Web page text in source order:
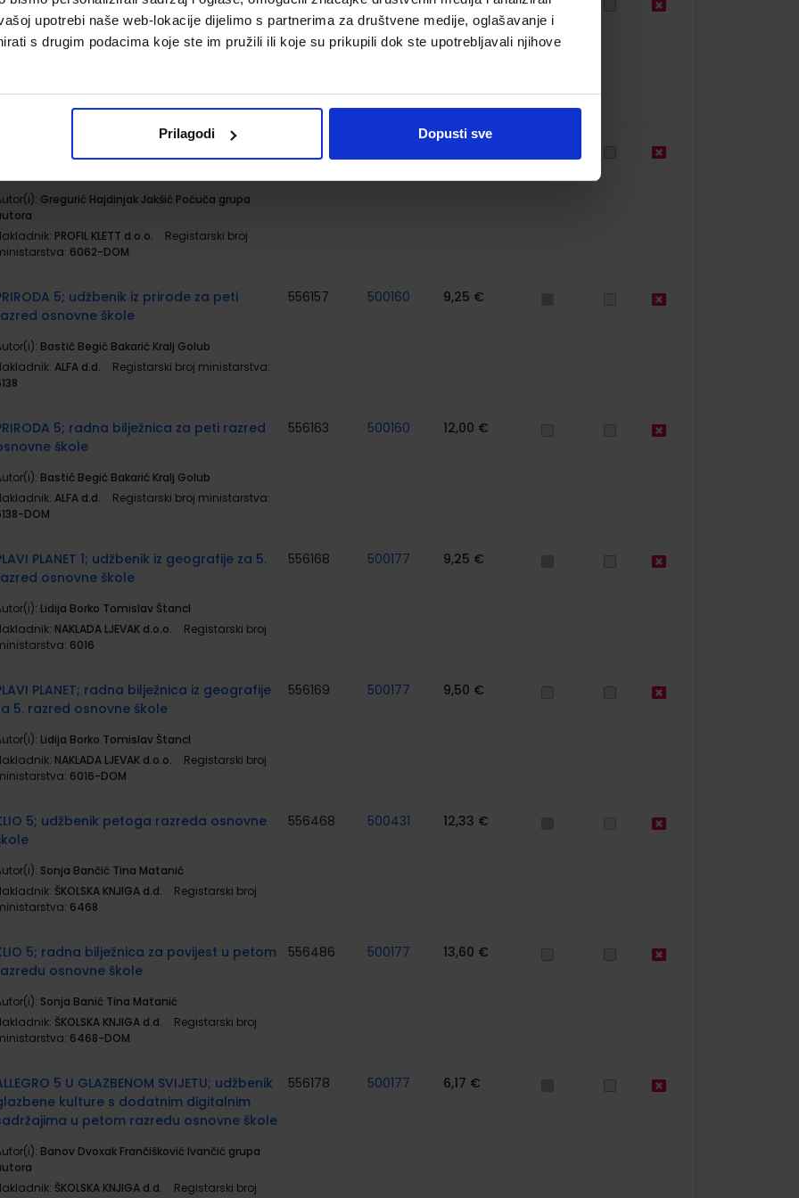
upotrebi naše web-lokacije dijelimo s partnerima za društvene medije, oglašavanje i
s drugim podacima koje ste im pružili ili koje su prikupili dok ste upotrebljavali njihove
Prilagodi Dopusti sve
škole
Gregurić Hajdinjak Jakšić Počuča grupa
6062
Gregurić Hajdinjak Jakšić Počuča grupa
PROFIL KLETT d.o.o.
Registarski broj
6062-DOM
5; udžbenik iz prirode za peti
osnovne škole
Bastić Begić Bakarić Kralj Golub
ALFA d.d.
Registarski broj ministarstva:
556157 500160 9,25 €
5; radna bilježnica za peti razred
škole
Bastić Begić Bakarić Kralj Golub
ALFA d.d.
Registarski broj ministarstva:
DOM
556163 500160 12,00 €
PLANET 1; udžbenik iz geografije za 5.
osnovne škole
Lidija Borko Tomislav Štancl
NAKLADA LJEVAK d.o.o.
Registarski broj
6016
556168 500177 9,25 €
PLANET; radna bilježnica iz geografije
5. razred osnovne škole
Lidija Borko Tomislav Štancl
NAKLADA LJEVAK d.o.o.
Registarski broj
6016-DOM
556169 500177 9,50 €
5; udžbenik petoga razreda osnovne
Sonja Bančić Tina Matanić
ŠKOLSKA KNJIGA d.d.
Registarski broj
6468
556468 500431 12,33 €
5; radna bilježnica za povijest u petom
osnovne škole
Sonja Banić Tina Matanić
ŠKOLSKA KNJIGA d.d.
Registarski broj
6468-DOM
556486 500177 13,60 €
5 U GLAZBENOM SVIJETU; udžbenik
kulture s dodatnim digitalnim
u petom razredu osnovne škole
Banov Dvoxak Frančišković Ivančić grupa
ŠKOLSKA KNJIGA d.d.
Registarski broj
556178 500177 6,17 €